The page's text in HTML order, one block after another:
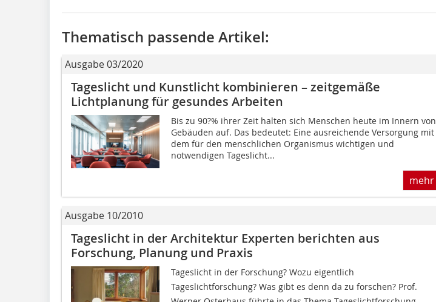
Thematisch passende Artikel:
Ausgabe 03/2020
Tageslicht und Kunstlicht kombinieren – zeit­gemäße
Lichtplanung für gesundes Arbeiten
Bis zu 90?% ihrer Zeit halten sich Menschen heute im Innern von
Gebäuden auf. Das bedeutet: Eine ausreichende Versorgung mit
dem für den menschlichen Organismus wichtigen und
notwendigen Tageslicht...
mehr
Ausgabe 10/2010
Tageslicht in der Architektur Experten berichten aus
Forschung, Planung und Praxis
Tageslicht in der Forschung? Wozu eigentlich
Tageslichtforschung? Was gibt es denn da zu forschen? Prof.